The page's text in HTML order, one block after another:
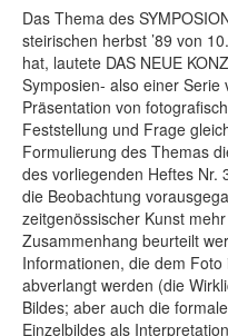
Das Thema des
steirischen herbst ’89 von
hat, lautete DAS NEUE
Symposien- also einer
Präsentation von
Feststellung und Frage
Formulierung des Themas
des vorliegenden Heftes Nr.
die Beobachtung
zeitgenössischer Kunst
Zusammenhang beurteilt
Informationen, die dem
abverlangt werden (die
Bildes; aber auch die
Einzelbildes als